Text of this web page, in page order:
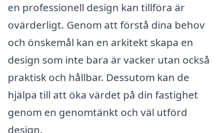
en professionell design kan tillföra är
ovärderligt. Genom att förstå dina behov
och önskemål kan en arkitekt skapa en
design som inte bara är vacker utan också
praktisk och hållbar. Dessutom kan de
hjälpa till att öka värdet på din fastighet
genom en genomtänkt och väl utförd
design.